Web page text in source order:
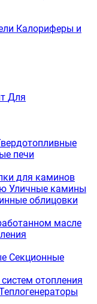
Калориферы и
Для
печи
для каминов
Уличные камины
облицовки
масле
Секционные
отопления